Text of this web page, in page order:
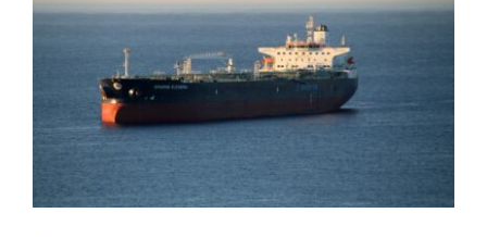
Reedereien meiden Suezkanal – droht nächster
Preisschock? Heizölpreise ziehen leicht an
HeizölNews Huthi Israel Jemen Rotes Meer
Kanal